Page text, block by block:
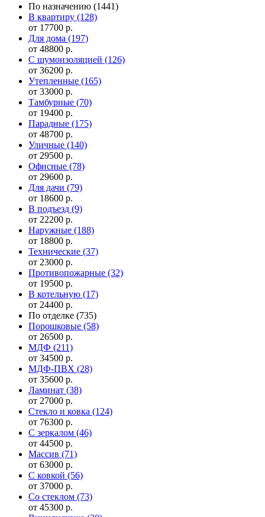
По назначению (1441)
В квартиру (128)
от 17700 р.
Для дома (197)
от 48800 р.
С шумоизоляцией (126)
от 36200 р.
Утепленные (165)
от 33000 р.
Тамбурные (70)
от 19400 р.
Парадные (175)
от 48700 р.
Уличные (140)
от 29500 р.
Офисные (78)
от 29600 р.
Для дачи (79)
от 18600 р.
В подъезд (9)
от 22200 р.
Наружные (188)
от 18800 р.
Технические (37)
от 23000 р.
Противопожарные (32)
от 19500 р.
В котельную (17)
от 24400 р.
По отделке (735)
Порошковые (58)
от 26500 р.
МДФ (211)
от 34500 р.
МДФ-ПВХ (28)
от 35600 р.
Ламинат (38)
от 27000 р.
Стекло и ковка (124)
от 76300 р.
С зеркалом (46)
от 44500 р.
Массив (71)
от 63000 р.
С ковкой (56)
от 37000 р.
Со стеклом (73)
от 45300 р.